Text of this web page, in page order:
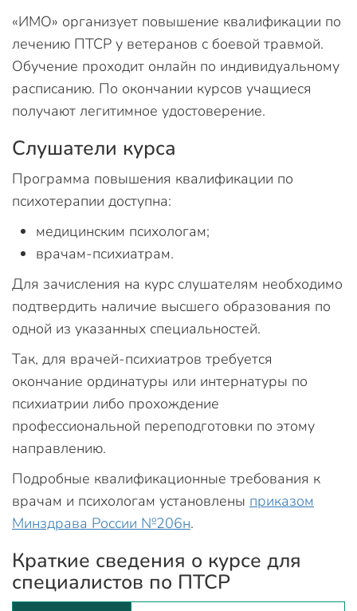
«ИМО» организует повышение квалификации по
лечению ПТСР у ветеранов с боевой травмой.
Обучение проходит онлайн по индивидуальному
расписанию. По окончании курсов учащиеся
получают легитимное удостоверение.
Слушатели курса
Программа повышения квалификации по
психотерапии доступна:
медицинским психологам;
врачам-психиатрам.
Для зачисления на курс слушателям необходимо
подтвердить наличие высшего образования по
одной из указанных специальностей.
Так, для врачей-психиатров требуется
окончание ординатуры или интернатуры по
психиатрии либо прохождение
профессиональной переподготовки по этому
направлению.
Подробные квалификационные требования к
врачам и психологам установлены приказом
Минздрава России №206н.
Краткие сведения о курсе для
специалистов по ПТСР